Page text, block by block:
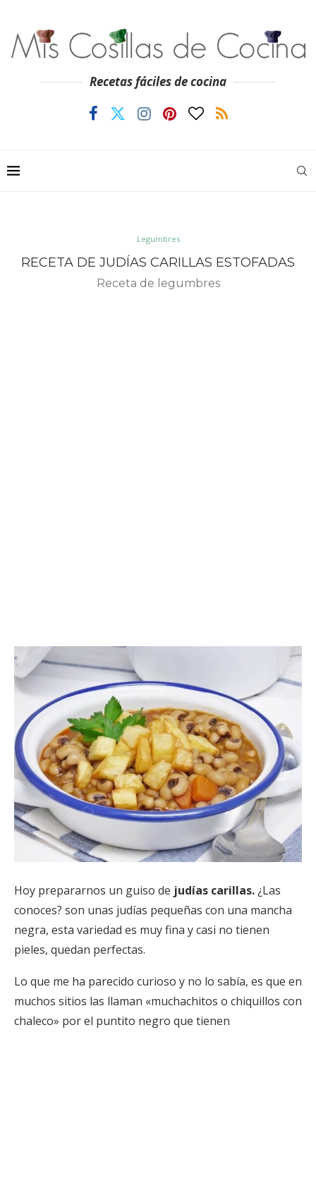
Recetas fáciles de cocina
Legumbres
RECETA DE JUDÍAS CARILLAS ESTOFADAS
Receta de legumbres
Hoy prepararnos un guiso de judías carillas.¿Las
conoces? son unas judías pequeñas con una mancha
negra, esta variedad es muy fina y casi no tienen
pieles, quedan perfectas.
Lo que me ha parecido curioso y no lo sabía, es que en
muchos sitios las llaman «muchachitos o chiquillos con
chaleco» por el puntito negro que tienen